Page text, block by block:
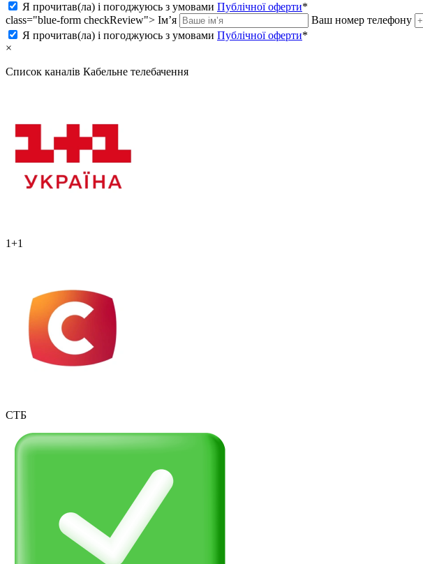
Я прочитав(ла) і погоджуюсь з умовами Публічної оферти*
class="blue-form checkReview"> Ім’я Ваш номер телефону
Я прочитав(ла) і погоджуюсь з умовами Публічної оферти*
×
Список каналів Кабельне телебачення
1+1
СТБ